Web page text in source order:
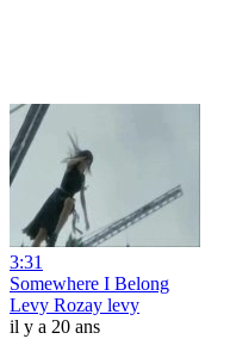
3:31
Somewhere I Belong
Levy Rozay levy
il y a 20 ans